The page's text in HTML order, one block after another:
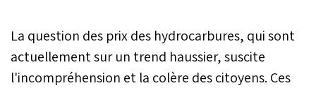
La question des prix des hydrocarbures, qui sont
actuellement sur un trend haussier, suscite
l'incompréhension et la colère des citoyens. Ces